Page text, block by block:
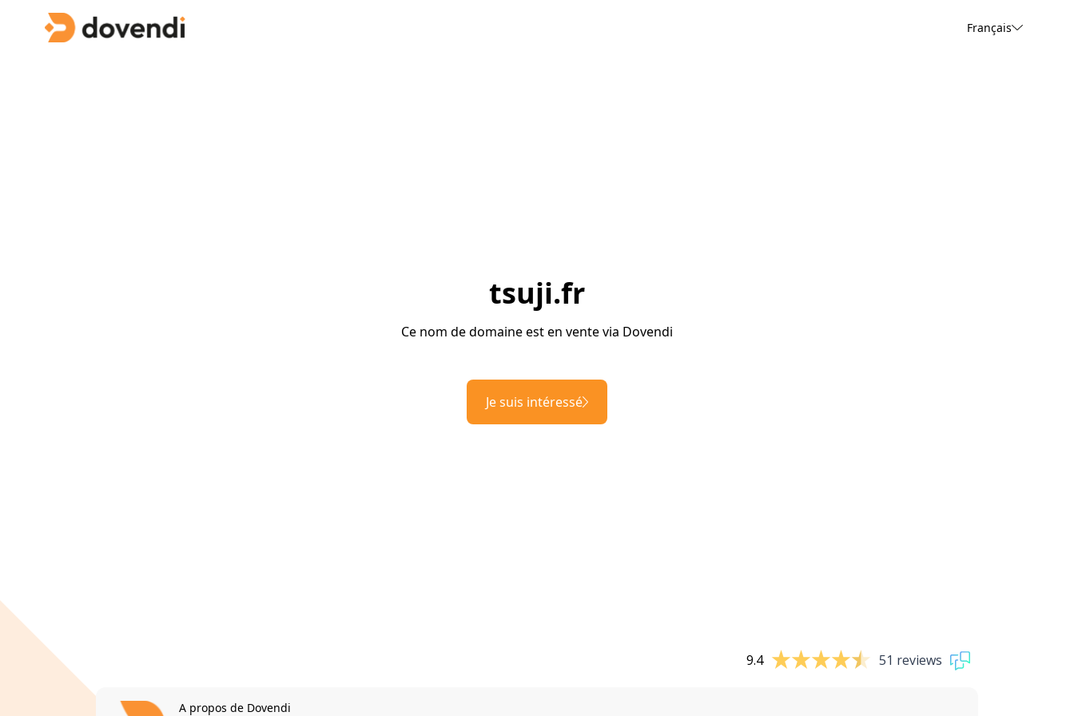
Français
tsuji.fr
Ce nom de domaine est en vente via Dovendi
Je suis intéressé
9.4 51 reviews
A propos de Dovendi